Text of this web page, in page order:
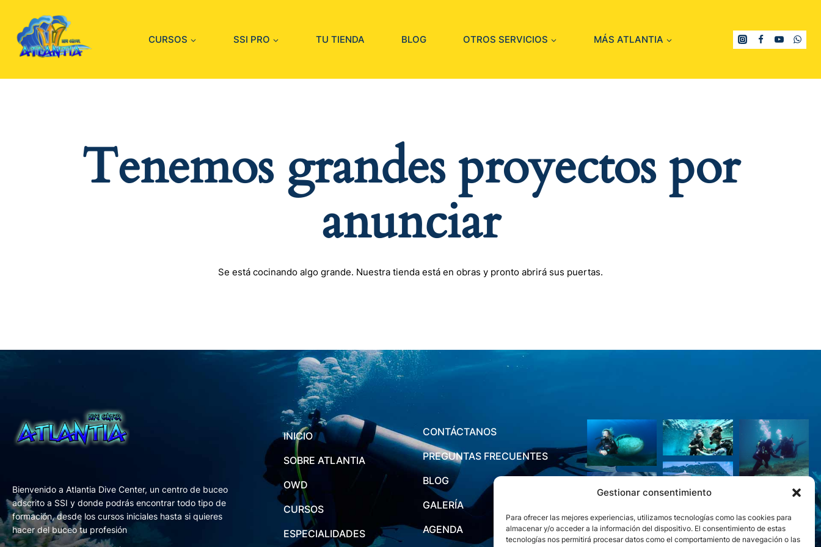
Gestionar consentimiento
Para ofrecer las mejores experiencias, utilizamos tecnologías como las cookies para
almacenar y/o acceder a la información del dispositivo. El consentimiento de estas
tecnologías nos permitirá procesar datos como el comportamiento de navegación o las
CURSOS SSI PRO TU TIENDA BLOG OTROS SERVICIOS MÁS ATLANTIA
Tenemos grandes proyectos por
anunciar
Se está cocinando algo grande. Nuestra tienda está en obras y pronto abrirá sus puertas.
Bienvenido a Atlantia Dive Center, un centro de buceo
adscrito a SSI y donde podrás encontrar todo tipo de
formación, desde los cursos iniciales hasta si quieres
hacer del buceo tu profesión
INICIO
SOBRE ATLANTIA
OWD
CURSOS
ESPECIALIDADES
CONTÁCTANOS
PREGUNTAS FRECUENTES
BLOG
GALERÍA
AGENDA